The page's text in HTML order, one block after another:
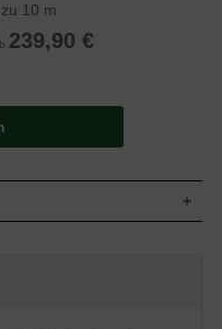
10 m
239,90 €